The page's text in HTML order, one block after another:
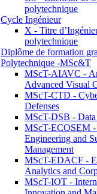
polytechnique
Cycle Ingénieur
X - Titre
polytechnique
Diplôme de formation
Polytechnique -MSc&T
MScT-AIAVC -
Advanced Visual
MScT-CTD -
Defenses
MScT-DSB - Data
MScT-ECOSEM
Engineering and
Management
MScT-EDACF -
Analytics and
MScT-IOT -